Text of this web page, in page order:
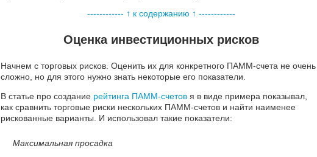
------------ ↑ к содержанию ↑ ------------
Оценка инвестиционных рисков
Начнем с торговых рисков. Оценить их для конкретного ПАММ-счета не очень
сложно, но для этого нужно знать некоторые его показатели.
В статье про создание рейтинга ПАММ-счетов я в виде примера показывал,
как сравнить торговые риски нескольких ПАММ-счетов и найти наименее
рискованные варианты. И использовал такие показатели:
Максимальная просадка